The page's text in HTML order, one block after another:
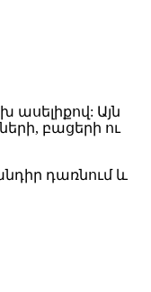
ասելիքով: Այն
բացերի ու
դառնում և